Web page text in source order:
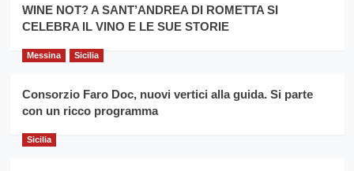
la
filiera
grano
per
il
anno
Franco
Caruso
WINE NOT? A SANT’ANDREA DI ROMETTA SI
CELEBRA IL VINO E LE SUE STORIE
Messina Sicilia
Consorzio Faro Doc, nuovi vertici alla guida. Si parte
con un ricco programma
Sicilia